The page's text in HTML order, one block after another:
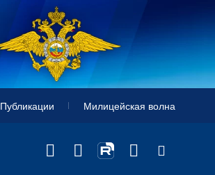
Публикации Милицейская волна